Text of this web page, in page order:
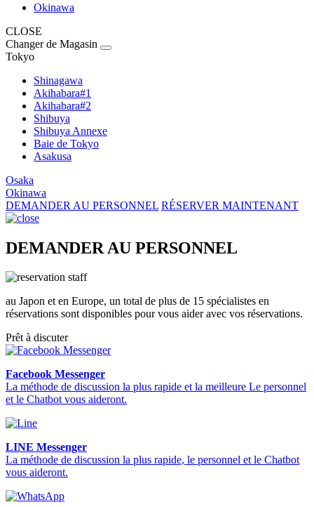
Okinawa
CLOSE
Changer de Magasin
Tokyo
Shinagawa
Akihabara#1
Akihabara#2
Shibuya
Shibuya Annexe
Baie de Tokyo
Asakusa
Osaka
Okinawa
DEMANDER AU PERSONNEL RÉSERVER MAINTENANT
DEMANDER AU PERSONNEL
au Japon et en Europe, un total de plus de 15 spécialistes en
réservations sont disponibles pour vous aider avec vos réservations.
Prêt à discuter
Facebook Messenger
La méthode de discussion la plus rapide et la meilleure Le personnel
et le Chatbot vous aideront.
LINE Messenger
La méthode de discussion la plus rapide, le personnel et le Chatbot
vous aideront.